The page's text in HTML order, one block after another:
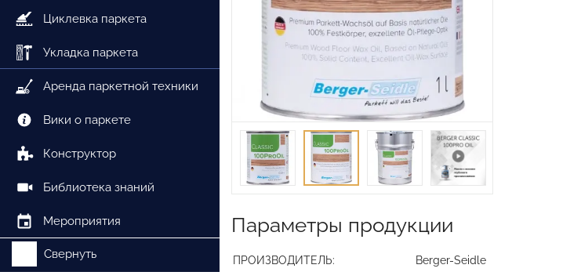
Циклевка паркета
Укладка паркета
Аренда паркетной техники
Вики о паркете
Конструктор
Библиотека знаний
Мероприятия
Свернуть
Параметры продукции
ПРОИЗВОДИТЕЛЬ: Berger-Seidle